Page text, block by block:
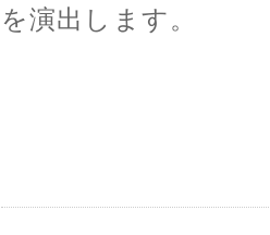
を演出します。